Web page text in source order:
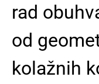
rad
od
kolažnih